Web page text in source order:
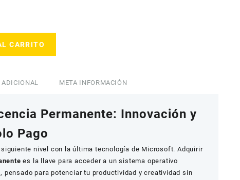
CARRITO
META INFORMACIÓN
Permanente: Innovación y
Pago
nivel con la última tecnología de Microsoft. Adquirir
es la llave para acceder a un sistema operativo
pensado para potenciar tu productividad y creatividad sin